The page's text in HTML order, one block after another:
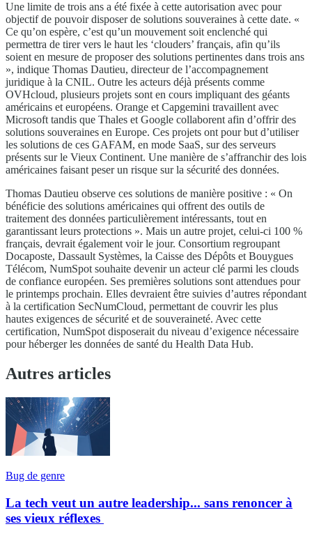
Une limite de trois ans a été fixée à cette autorisation avec pour
objectif de pouvoir disposer de solutions souveraines à cette date. «
Ce qu’on espère, c’est qu’un mouvement soit enclenché qui
permettra de tirer vers le haut les ‘clouders’ français, afin qu’ils
soient en mesure de proposer des solutions pertinentes dans trois ans
», indique Thomas Dautieu, directeur de l’accompagnement
juridique à la CNIL. Outre les acteurs déjà présents comme
OVHcloud, plusieurs projets sont en cours impliquant des géants
américains et européens. Orange et Capgemini travaillent avec
Microsoft tandis que Thales et Google collaborent afin d’offrir des
solutions souveraines en Europe. Ces projets ont pour but d’utiliser
les solutions de ces GAFAM, en mode SaaS, sur des serveurs
présents sur le Vieux Continent. Une manière de s’affranchir des lois
américaines faisant peser un risque sur la sécurité des données.
Thomas Dautieu observe ces solutions de manière positive : « On
bénéficie des solutions américaines qui offrent des outils de
traitement des données particulièrement intéressants, tout en
garantissant leurs protections ». Mais un autre projet, celui-ci 100 %
français, devrait également voir le jour. Consortium regroupant
Docaposte, Dassault Systèmes, la Caisse des Dépôts et Bouygues
Télécom, NumSpot souhaite devenir un acteur clé parmi les clouds
de confiance européen. Ses premières solutions sont attendues pour
le printemps prochain. Elles devraient être suivies d’autres répondant
à la certification SecNumCloud, permettant de couvrir les plus
hautes exigences de sécurité et de souveraineté. Avec cette
certification, NumSpot disposerait du niveau d’exigence nécessaire
pour héberger les données de santé du Health Data Hub.
Autres articles
Bug de genre
La tech veut un autre leadership... sans renoncer à
ses vieux réflexes